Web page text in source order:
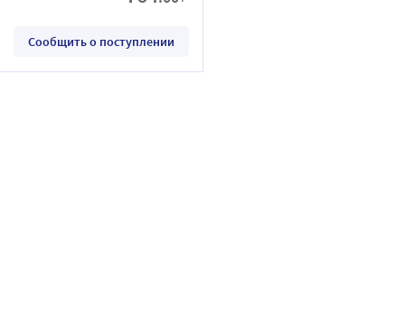
Сообщить о поступлении